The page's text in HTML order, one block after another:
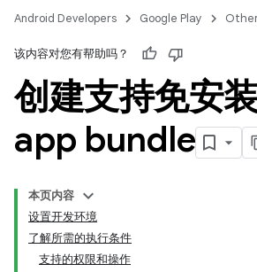
Android Developers Google Play
该内容对您有帮助吗？
创建支持免安
app bundle
本页内容
设置开发环境
了解所需的执行条件
支持的权限和操作